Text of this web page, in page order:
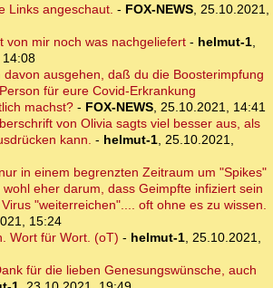
Links angeschaut. - FOX-NEWS, 25.10.2021,
von mir noch was nachgeliefert- helmut-1,
davon ausgehen, daß du die Boosterimpfung
für eure Covid-Erkrankung
machst? - FOX-NEWS, 25.10.2021, 14:41
von Olivia sagts viel besser aus, als
kann. - helmut-1, 25.10.2021,
in einem begrenzten Zeitraum um "Spikes"
eher darum, dass Geimpfte infiziert sein
"weiterreichen".... oft ohne es zu wissen.
15:24
Wort für Wort. (oT) - helmut-1, 25.10.2021,
für die lieben Genesungswünsche, auch